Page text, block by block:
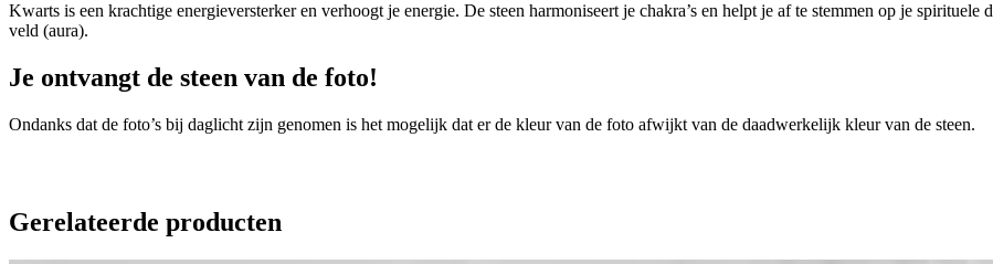
Kwarts is een krachtige energieversterker en verhoogt je energie. De steen harmoniseert je chakra’s en helpt je af te stemmen op je
veld (aura).
Je ontvangt de steen van de foto!
Ondanks dat de foto’s bij daglicht zijn genomen is het mogelijk dat er de kleur van de foto afwijkt van de daadwerkelijk kleur van de steen.
Gerelateerde producten